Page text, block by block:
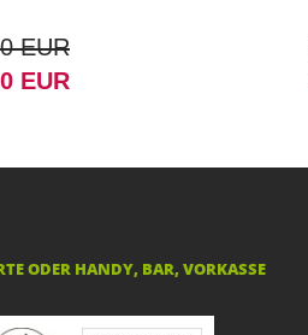
EUR
EUR
ODER HANDY, BAR, VORKASSE